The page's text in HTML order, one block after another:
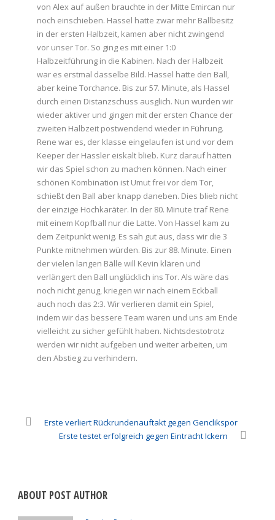
von Alex auf außen brauchte in der Mitte Emircan nur
noch einschieben. Hassel hatte zwar mehr Ballbesitz
in der ersten Halbzeit, kamen aber nicht zwingend
vor unser Tor. So ging es mit einer 1:0
Halbzeitführung in die Kabinen. Nach der Halbzeit
war es erstmal dasselbe Bild. Hassel hatte den Ball,
aber keine Torchance. Bis zur 57. Minute, als Hassel
durch einen Distanzschuss ausglich. Nun wurden wir
wieder aktiver und gingen mit der ersten Chance der
zweiten Halbzeit postwendend wieder in Führung.
Rene war es, der klasse eingelaufen ist und vor dem
Keeper der Hassler eiskalt blieb. Kurz darauf hätten
wir das Spiel schon zu machen können. Nach einer
schönen Kombination ist Umut frei vor dem Tor,
schießt den Ball aber knapp daneben. Dies blieb nicht
der einzige Hochkaräter. In der 80. Minute traf Rene
mit einem Kopfball nur die Latte. Von Hassel kam zu
dem Zeitpunkt wenig. Es sah gut aus, dass wir die 3
Punkte mitnehmen würden. Bis zur 88. Minute. Einen
der vielen langen Bälle will Kevin klären und
verlängert den Ball unglücklich ins Tor. Als wäre das
noch nicht genug, kriegen wir nach einem Eckball
auch noch das 2:3. Wir verlieren damit ein Spiel,
indem wir das bessere Team waren und uns am Ende
vielleicht zu sicher gefühlt haben. Nichtsdestotrotz
werden wir nicht aufgeben und weiter arbeiten, um
den Abstieg zu verhindern.
Erste verliert Rückrundenauftakt gegen Genclikspor
Erste testet erfolgreich gegen Eintracht Ickern
ABOUT POST AUTHOR